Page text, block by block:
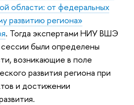
области: от федеральных
развитию региона»
. Тогда экспертами НИУ ВШЭ
были определены
возникающие в поле
развития региона при
и достижении